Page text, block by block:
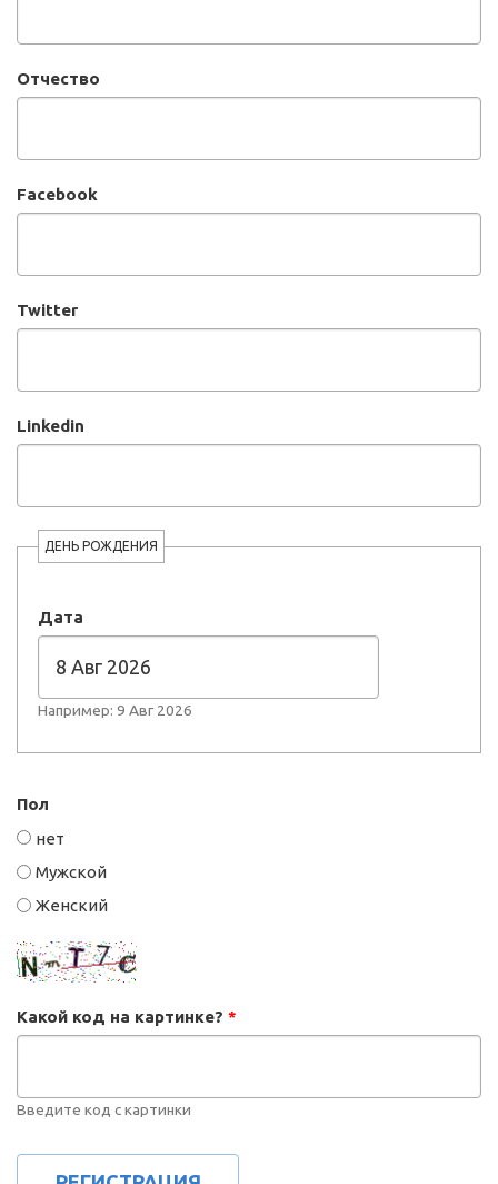
Отчество
Facebook
Twitter
Linkedin
ДЕНЬ РОЖДЕНИЯ
Дата
Например: 9 Авг 2026
Пол
нет
Мужской
Женский
Какой код на картинке? *
Введите код с картинки